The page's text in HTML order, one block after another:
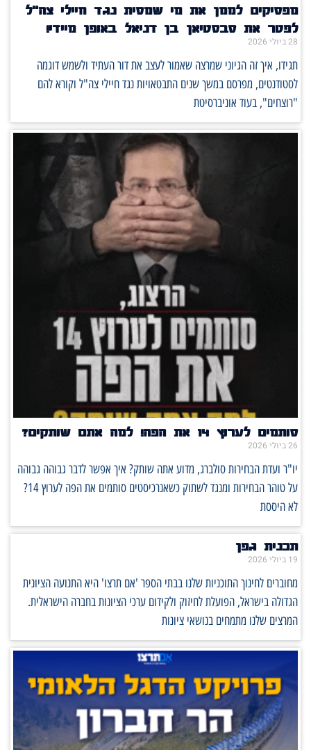
מפסיקים לממן את מי שמסית נגד חיילי צה"ל
לפטר את סבסטיאן בן דניאל באופן מיידי!
28 ביולי 2026
תגידו, איך זה הגיוני שמרצה שאמור לעצב את דור העתיד ולשמש דוגמה
לסטודנטים, מפרסם במשך שנים התבטאויות נגד חיילי צה"ל וקורא להם
"רוצחים", בעוד אוניברסיטת
סותמים לערוץ 14 את הפה! למה אתם שותקים?
26 ביולי 2026
יו"ר ועדת הבחירות סולברג, מדוע אתה שותק? איך אפשר לדבר גבוהה גבוהה
על טוהר הבחירות ומנגד לשתוק כשאנרכיסטים סותמים את הפה לערוץ 14?
לא היססת
תכנית גפן
19 ביולי 2026
מחוברים לחינוך התוכניות שלנו בבתי הספר 'אם תרצו' היא התנועה הציונית
הגדולה בישראל, הפועלת לחיזוק ולקידום ערכי הציונות בחברה הישראלית.
המרצים שלנו מתמחים בנושאי ציונות